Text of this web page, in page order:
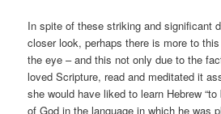
In spite of these striking and significant
closer look, perhaps there is more to
the eye – and this not only due to the
loved Scripture, read and meditated it
she would have liked to learn Hebrew
of God in the language in which he was